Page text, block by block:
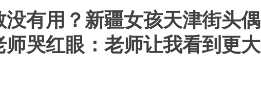
没有用？新疆女孩天津街头偶
师哭红眼：老师让我看到更大